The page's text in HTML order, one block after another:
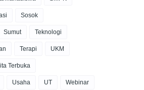
Sosok
Sumut Teknologi
Terapi UKM
Terbuka
Usaha UT Webinar